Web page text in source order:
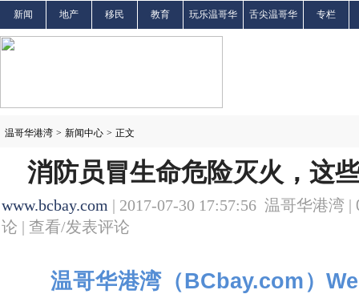
新闻 地产 移民 教育 玩乐温哥华 舌尖温哥华 专栏
温哥华港湾 > 新闻中心 > 正文
消防员冒生命危险灭火，这
www.bcbay.com | 2017-07-30 17:57:56 温哥华港湾 |
论 | 查看/发表评论
温哥华港湾（BCbay.com）